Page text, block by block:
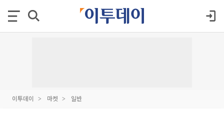
이투데이 마켓 일반